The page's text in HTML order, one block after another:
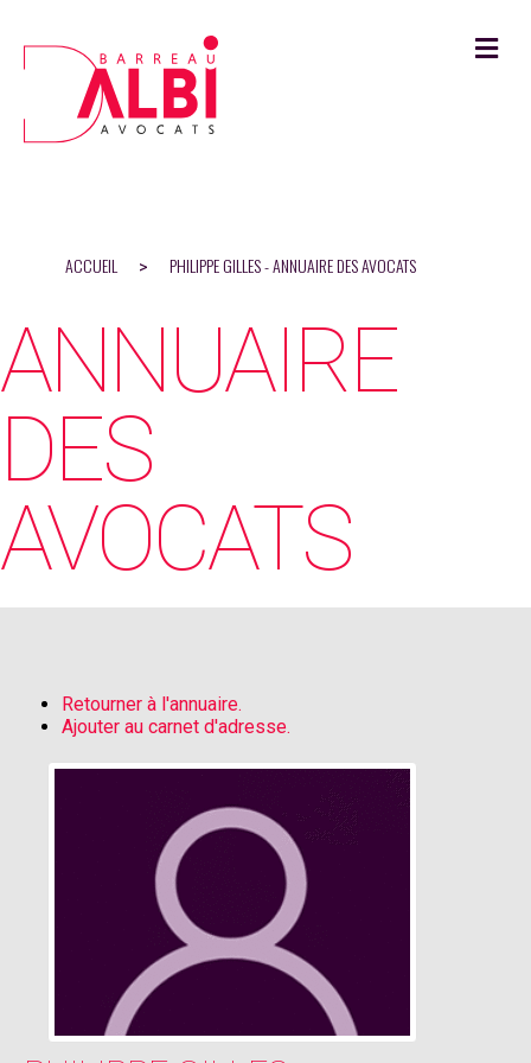
ACCUEIL > PHILIPPE GILLES - ANNUAIRE DES AVOCATS
ANNUAIRE
DES
AVOCATS
Retourner à l'annuaire.
Ajouter au carnet d'adresse.